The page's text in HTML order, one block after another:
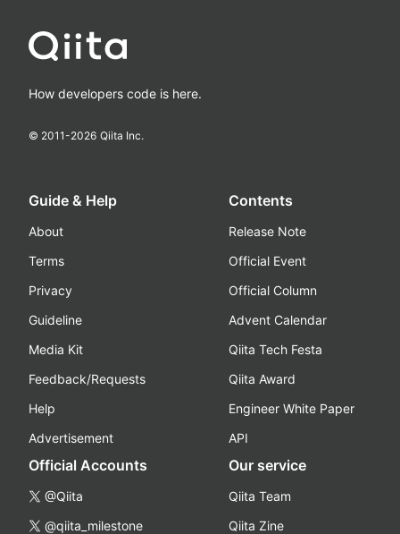
How developers code is here.
© 2011-2026 Qiita Inc.
Guide & Help
About
Terms
Privacy
Guideline
Media Kit
Feedback/Requests
Help
Advertisement
Contents
Release Note
Official Event
Official Column
Advent Calendar
Qiita Tech Festa
Qiita Award
Engineer White Paper
API
Official Accounts
@Qiita
@qiita_milestone
Our service
Qiita Team
Qiita Zine